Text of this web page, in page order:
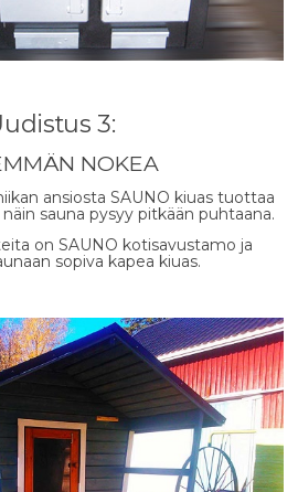
3:
NOKEA
ansiosta SAUNO kiuas tuottaa
sauna pysyy pitkään puhtaana.
on SAUNO kotisavustamo ja
sopiva kapea kiuas.